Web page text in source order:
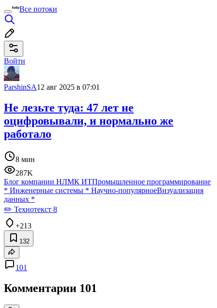
Все потоки
Войти
ParshinSA12 авг 2025 в 07:01
Не лезьте туда: 47 лет не
оцифровывали, и нормально же
работало
8 мин
287K
Блог компании НЛМК ИТПромышленное программирование
* Инженерные системы * Научно-популярноеВизуализация
данных *
✏️ Технотекст 8
+213
132
101
Комментарии 101